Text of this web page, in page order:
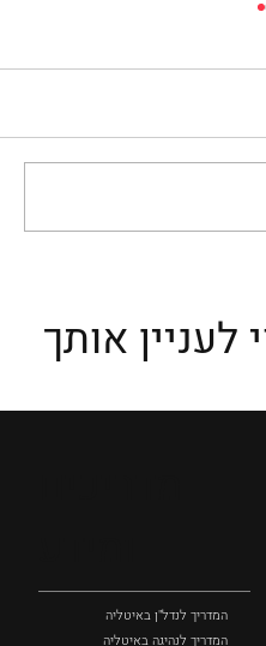
לעניין אותך
המדריך לנדל"ן באיטליה
המדריך לנהיגה באיטליה